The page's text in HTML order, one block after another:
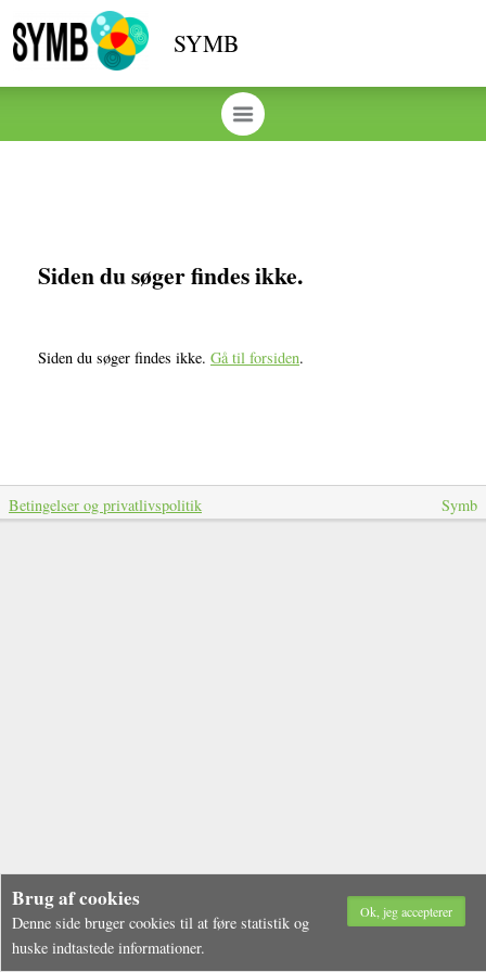
SYMB
Siden du søger findes ikke.
Siden du søger findes ikke. Gå til forsiden.
Betingelser og privatlivspolitik Symb
Brug af cookies
Denne side bruger cookies til at føre statistik og
huske indtastede informationer.